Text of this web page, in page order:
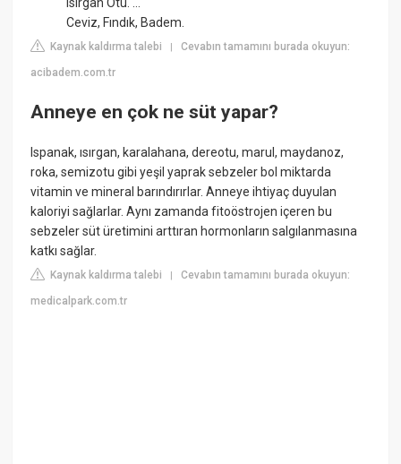
Isırgan Otu. ...
Ceviz, Fındık, Badem.
Kaynak kaldırma talebi |Cevabın tamamını burada okuyun:
acibadem.com.tr
Anneye en çok ne süt yapar?
Ispanak, ısırgan, karalahana, dereotu, marul, maydanoz,
roka, semizotu gibi yeşil yaprak sebzeler bol miktarda
vitamin ve mineral barındırırlar. Anneye ihtiyaç duyulan
kaloriyi sağlarlar. Aynı zamanda fitoöstrojen içeren bu
sebzeler süt üretimini arttıran hormonların salgılanmasına
katkı sağlar.
Kaynak kaldırma talebi |Cevabın tamamını burada okuyun:
medicalpark.com.tr